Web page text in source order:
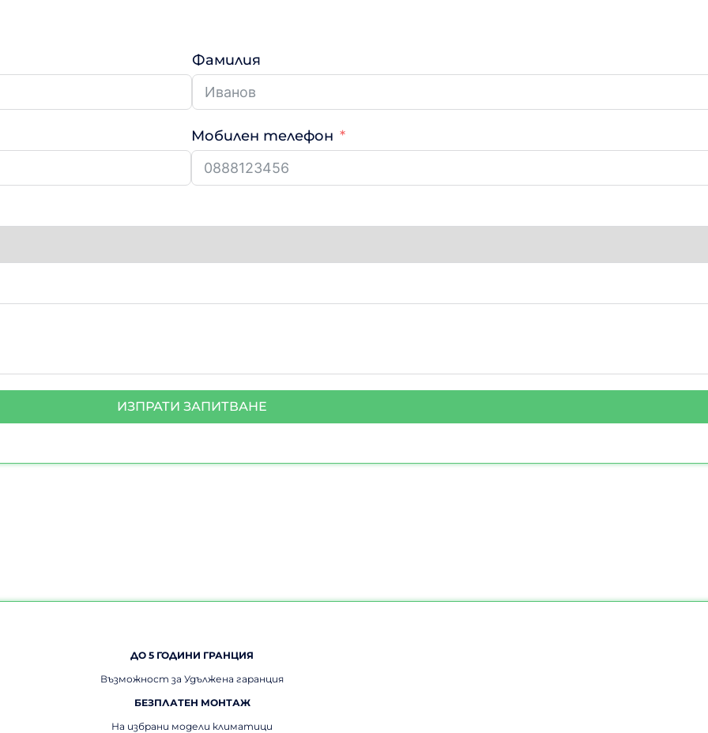
Фамилия
Мобилен телефон
ИЗПРАТИ ЗАПИТВАНЕ
ДО 5 ГОДИНИ ГРАНЦИЯ
Възможност за Удължена гаранция
БЕЗПЛАТЕН МОНТАЖ
На избрани модели климатици